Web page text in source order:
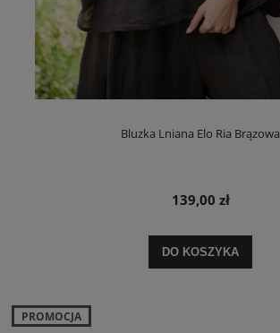
Bluzka Lniana Elo Ria Brązowa
139,00 zł
DO KOSZYKA
PROMOCJA